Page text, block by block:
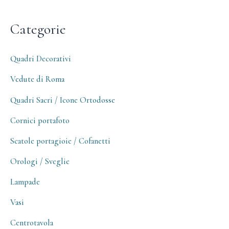
Categorie
Quadri Decorativi
Vedute di Roma
Quadri Sacri / Icone Ortodosse
Cornici portafoto
Scatole portagioie / Cofanetti
Orologi / Sveglie
Lampade
Vasi
Centrotavola